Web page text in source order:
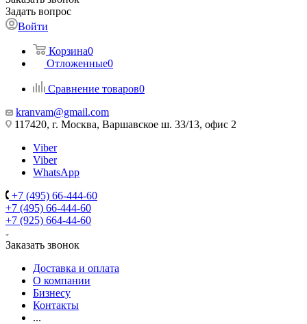
Задать вопрос
Войти
Корзина0
Отложенные0
Сравнение товаров0
kranvam@gmail.com
117420, г. Москва, Варшавское ш. 33/13, офис 2
Viber
Viber
WhatsApp
+7 (495) 66-444-60
+7 (495) 66-444-60
+7 (925) 664-44-60
Заказать звонок
Доставка и оплата
О компании
Бизнесу
Контакты
...